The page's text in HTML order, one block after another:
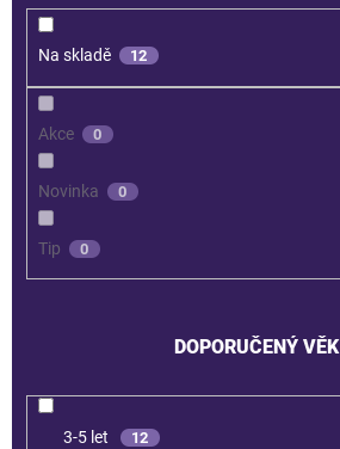
Na skladě 12
Akce 0
Novinka 0
Tip 0
DOPORUČENÝ VĚK
3-5 let 12